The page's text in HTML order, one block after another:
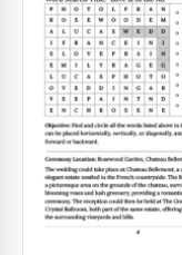
Article de
Êtes-vous à la
raffiné pour votre
d'article de
huit pages
Google Docs